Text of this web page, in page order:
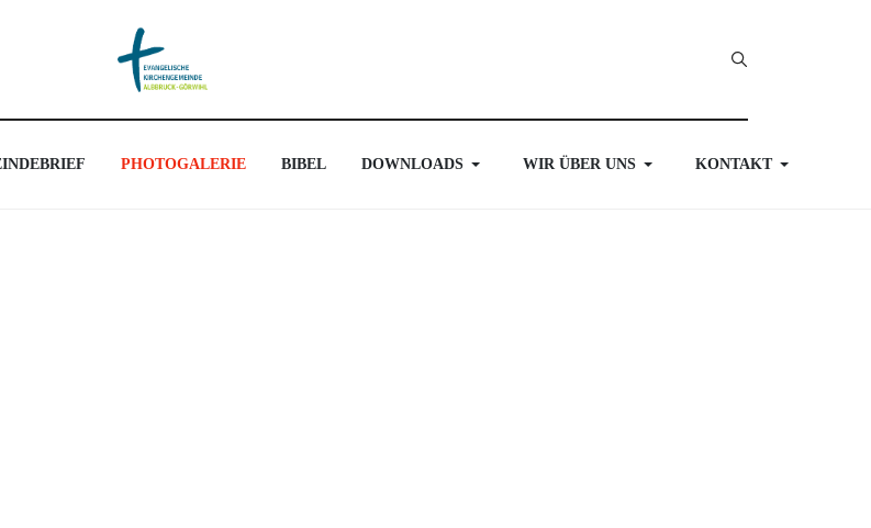
PHOTOGALERIE BIBEL DOWNLOADS WIR ÜBER UNS KONTAKT